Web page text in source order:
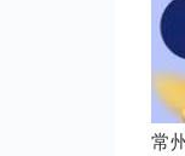
常